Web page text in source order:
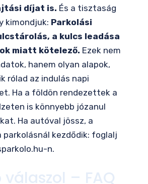
díjat is. És a tisztaság
kimondjuk: Parkolási
a kulcs leadása
miatt kötelező. Ezek nem
hanem olyan alapok,
rólad az indulás napi
Ha a földön rendezettek a
is könnyebb józanul
Ha autóval jössz, a
parkolásnál kezdődik: foglalj
n.
válaszol – FAQ